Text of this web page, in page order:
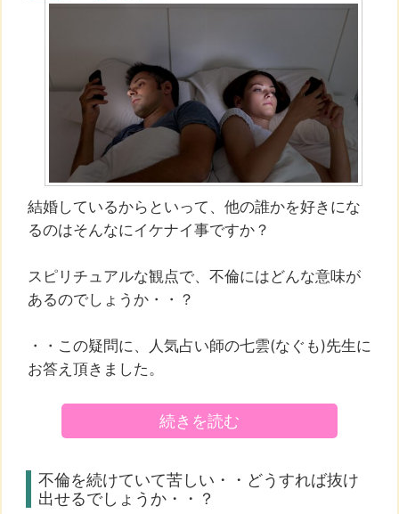
結婚しているからといって、他の誰かを好きにな
るのはそんなにイケナイ事ですか？
スピリチュアルな観点で、不倫にはどんな意味が
あるのでしょうか・・？
・・この疑問に、人気占い師の七雲(なぐも)先生に
お答え頂きました。
続きを読む
不倫を続けていて苦しい・・どうすれば抜け
出せるでしょうか・・？